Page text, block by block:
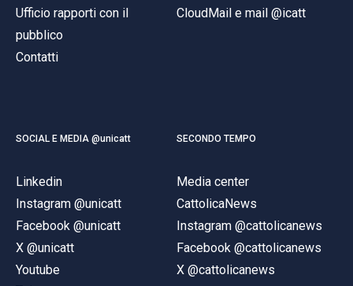
Ufficio rapporti con il
pubblico
Contatti
CloudMail e mail @icatt
SOCIAL E MEDIA @unicatt
Linkedin
Instagram @unicatt
Facebook @unicatt
X @unicatt
Youtube
SECONDO TEMPO
Media center
CattolicaNews
Instagram @cattolicanews
Facebook @cattolicanews
X @cattolicanews